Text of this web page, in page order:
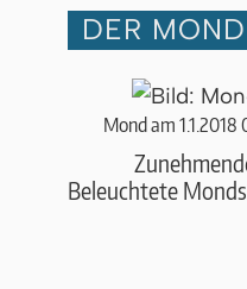
DER
Mond am 1.1.2018
Beleuchtete